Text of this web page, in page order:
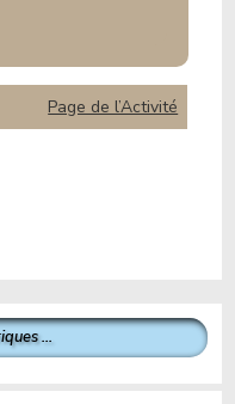
Page de l’Activité
...